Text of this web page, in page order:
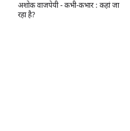
अशोक वाजपेयी - कभी-कभार : कहां जा
रहा है?